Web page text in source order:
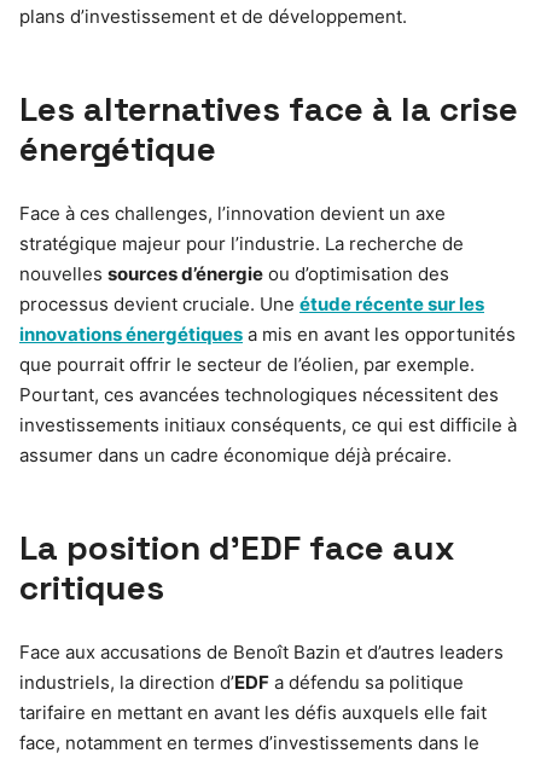
plans d’investissement et de développement.
Les alternatives face à la crise
énergétique
Face à ces challenges, l’innovation devient un axe
stratégique majeur pour l’industrie. La recherche de
nouvelles sources d’énergie ou d’optimisation des
processus devient cruciale. Une étude récente sur les
innovations énergétiques a mis en avant les opportunités
que pourrait offrir le secteur de l’éolien, par exemple.
Pourtant, ces avancées technologiques nécessitent des
investissements initiaux conséquents, ce qui est difficile à
assumer dans un cadre économique déjà précaire.
La position d’EDF face aux
critiques
Face aux accusations de Benoît Bazin et d’autres leaders
industriels, la direction d’EDF a défendu sa politique
tarifaire en mettant en avant les défis auxquels elle fait
face, notamment en termes d’investissements dans le